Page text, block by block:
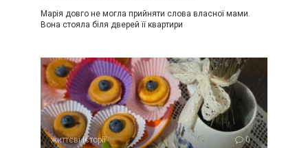
Марія довго не могла прийняти слова власної мами.
Вона стояла біля дверей її квартири
життєві історії 0